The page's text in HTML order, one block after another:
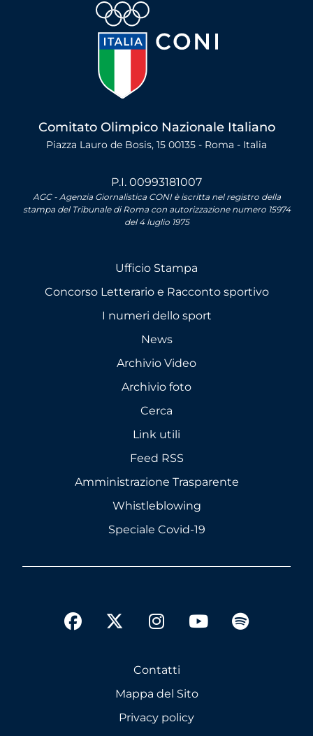
Comitato Olimpico Nazionale Italiano
Piazza Lauro de Bosis, 15 00135 - Roma - Italia
P.I. 00993181007
AGC - Agenzia Giornalistica CONI è iscritta nel registro della
stampa del Tribunale di Roma con autorizzazione numero 15974
del 4 luglio 1975
Ufficio Stampa
Concorso Letterario e Racconto sportivo
I numeri dello sport
News
Archivio Video
Archivio foto
Cerca
Link utili
Feed RSS
Amministrazione Trasparente
Whistleblowing
Speciale Covid-19
facebookinstagram
youtubespotify
Contatti
Mappa del Sito
Privacy policy